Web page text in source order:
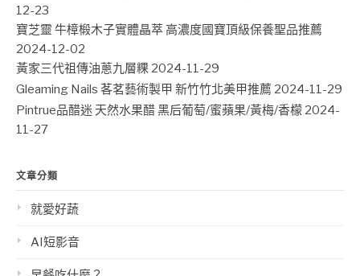
12-23
寶芝靈 牛樟椴木子實體晶萃 高濃度國寶頂級保養聖品推薦
2024-12-02
黃家三代祖傳油蔥九層粿 2024-11-29
Gleaming Nails 茖茗藝術製甲 新竹竹北美甲推薦 2024-11-29
Pintrue品醋迷 天然水果醋 黑后葡萄/蜜蘋果/黃梅/香檬 2024-
11-27
文章分類
就愛好蔬
AI短影音